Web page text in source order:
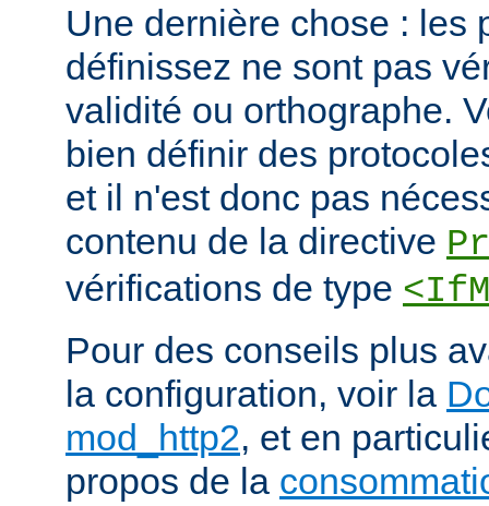
Une dernière chose : les
définissez ne sont pas
validité ou orthographe.
bien définir des
et il n'est donc pas
contenu de la directive
vérifications de type
Pour des conseils plus
la configuration, voir la
mod_http2, et en
propos de la